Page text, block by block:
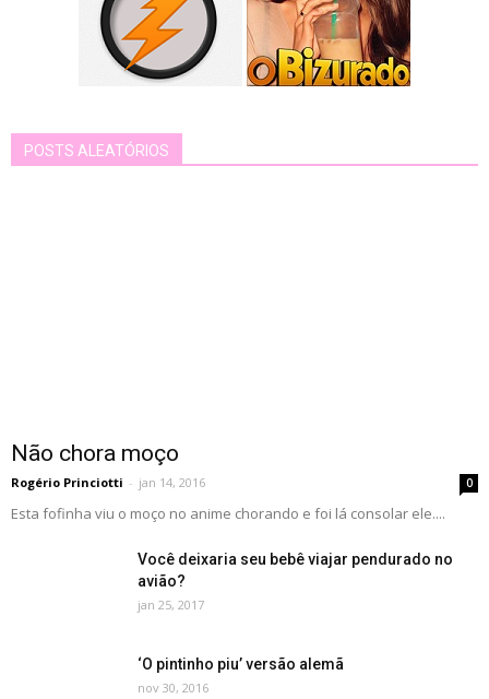
POSTS ALEATÓRIOS
Não chora moço
Rogério Princiotti - jan 14, 2016 0
Esta fofinha viu o moço no anime chorando e foi lá consolar ele....
Você deixaria seu bebê viajar pendurado no
avião?
jan 25, 2017
‘O pintinho piu’ versão alemã
nov 30, 2016